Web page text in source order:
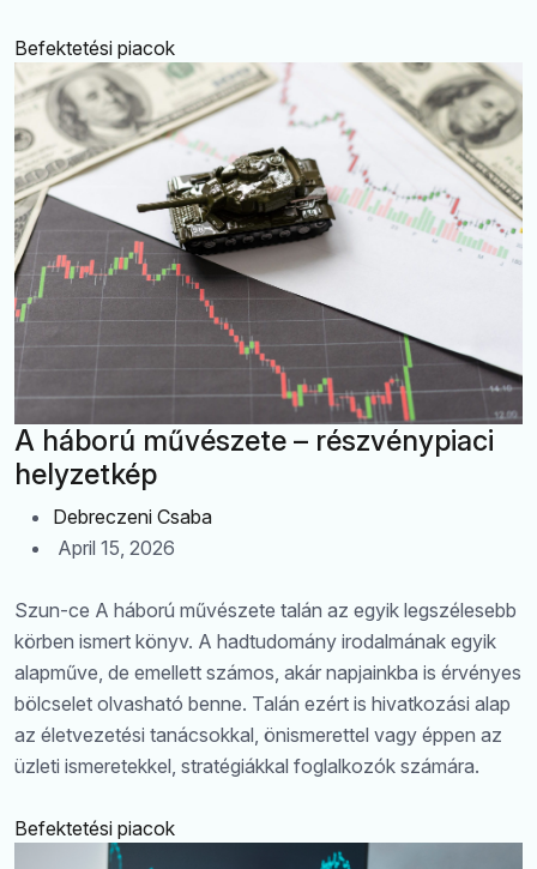
Befektetési piacok
A háború művészete – részvénypiaci
helyzetkép
Debreczeni Csaba
April 15, 2026
Szun-ce A háború művészete talán az egyik legszélesebb
körben ismert könyv. A hadtudomány irodalmának egyik
alapműve, de emellett számos, akár napjainkba is érvényes
bölcselet olvasható benne. Talán ezért is hivatkozási alap
az életvezetési tanácsokkal, önismerettel vagy éppen az
üzleti ismeretekkel, stratégiákkal foglalkozók számára.
Befektetési piacok